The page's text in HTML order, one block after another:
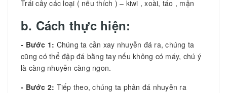
Trái cây các loại ( nếu thích ) – kiwi , xoài, táo , mận
b. Cách thực hiện:
- Bước 1: Chúng ta cần xay nhuyễn đá ra, chúng ta
cũng có thể đập đá bằng tay nếu không có máy, chú ý
là càng nhuyễn càng ngon.
- Bước 2: Tiếp theo, chúng ta phân đá nhuyễn ra